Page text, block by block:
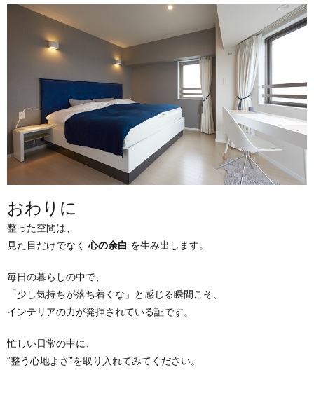
おわりに
整った空間は、
見た目だけでなく 心の余白 を生み出します。
毎日の暮らしの中で、
「少し気持ちが落ち着くな」と感じる瞬間こそ、
インテリアの力が発揮されている証です。
忙しい日常の中に、
“整う心地よさ”を取り入れてみてください。